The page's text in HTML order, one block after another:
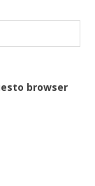
browser